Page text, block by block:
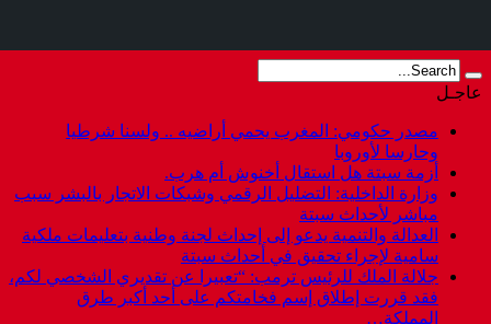
أراضيه .. ولسنا شرطيا
أم هرب.
وشبكات الاتجار بالبشر سبب
لجنة وطنية بتعليمات ملكية
سبتة
عن تقديري الشخصي لكم،
على أحد أكبر طرق